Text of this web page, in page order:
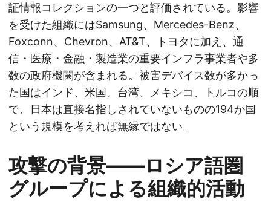
証情報コレクションの一つと評価されている。影響
を受けた組織にはSamsung、Mercedes-Benz、
Foxconn、Chevron、AT&T、トヨタに加え、通
信・医療・金融・製造業の重要インフラ事業者や多
数の政府機関が含まれる。被害デバイス数が多かっ
た国はインド、米国、台湾、メキシコ、トルコの順
で、日本は直接名指しされていないものの194か国
という規模を考えれば無縁ではない。
攻撃の背景——ロシア語圏
グループによる組織的活動